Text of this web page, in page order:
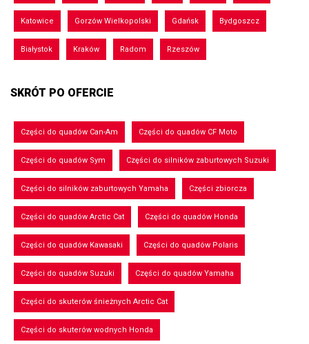
Katowice Gorzów Wielkopolski Gdańsk Bydgoszcz
Białystok Kraków Radom Rzeszów
SKRÓT PO OFERCIE
Części do quadów Can-Am Części do quadów CF Moto
Części do quadów Sym Części do silników zaburtowych Suzuki
Części do silników zaburtowych Yamaha Części zbiorcza
Części do quadów Arctic Cat Części do quadów Honda
Części do quadów Kawasaki Części do quadów Polaris
Części do quadów Suzuki Części do quadów Yamaha
Części do skuterów śnieżnych Arctic Cat
Części do skuterów wodnych Honda